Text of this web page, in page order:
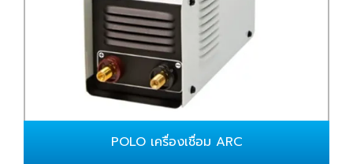
POLO เครื่องเชื่อม ARC